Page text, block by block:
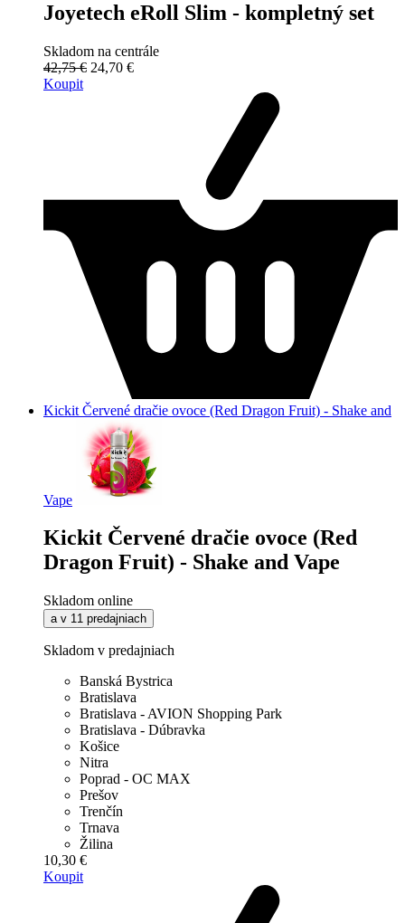
Joyetech eRoll Slim - kompletný set
Skladom na centrále
42,75 € 24,70 €
Koupit
Kickit Červené dračie ovoce (Red Dragon Fruit) - Shake and
Vape
Kickit Červené dračie ovoce (Red
Dragon Fruit) - Shake and Vape
Skladom online
a v 11 predajniach
Skladom v predajniach
Banská Bystrica
Bratislava
Bratislava - AVION Shopping Park
Bratislava - Dúbravka
Košice
Nitra
Poprad - OC MAX
Prešov
Trenčín
Trnava
Žilina
10,30 €
Koupit